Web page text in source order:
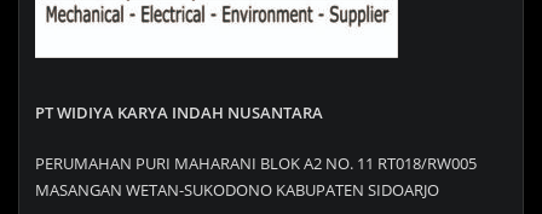
PT WIDIYA KARYA INDAH NUSANTARA
PERUMAHAN PURI MAHARANI BLOK A2 NO. 11 RT018/RW005
MASANGAN WETAN-SUKODONO KABUPATEN SIDOARJO